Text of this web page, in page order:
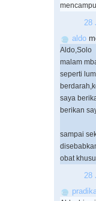
28
aldo
Aldo,Solo
malam
seperti
saya
berikan
sampai
obat
28